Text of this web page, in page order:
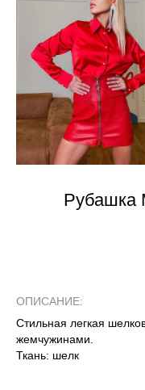
Рубашка
ОПИСАНИЕ:
Стильная легкая
жемчужинами.
Ткань: шелк